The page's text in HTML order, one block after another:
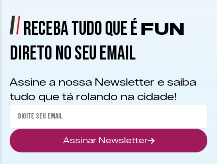
RECEBA TUDO QUE É FUN
DIRETO NO SEU EMAIL
Assine a nossa Newsletter e saiba
tudo que tá rolando na cidade!
Assinar Newsletter